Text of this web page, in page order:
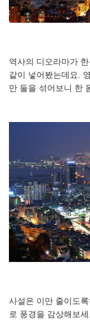
역사의 디오라마가
같이 넣어봤는데요.
만 둘을 섞어보니 한
사설은 이만 줄이도
로 풍경을 감상해보세